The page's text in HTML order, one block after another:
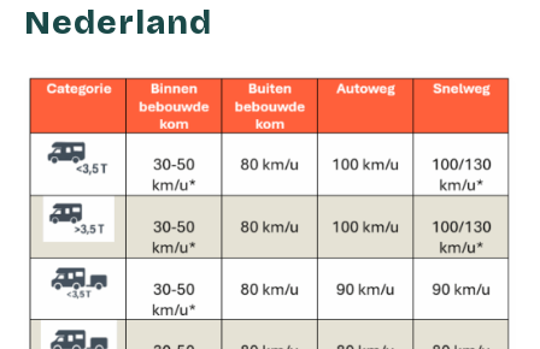
Nederland